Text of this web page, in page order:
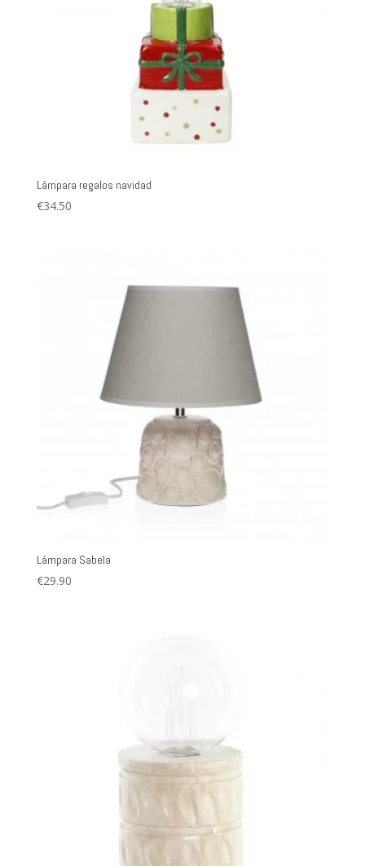
Lámpara regalos navidad
€34.50
Lámpara Sabela
€29.90